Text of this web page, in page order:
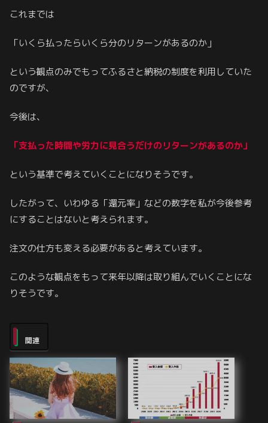
これまでは
「いくら払ったらいくら分のリターンがあるのか」
という観点のみでもってふるさと納税の制度を利用していた
のですが、
今後は、
「支払った時間や労力に見合うだけのリターンがあるのか」
という基準で考えていくことになりそうです。
したがって、いわゆる「還元率」などの数字を私が今後参考
にすることはないと考えられます。
注文の仕方も変える必要があると考えています。
このような観点をもって来年以降は取り組んでいくことにな
りそうです。
関連